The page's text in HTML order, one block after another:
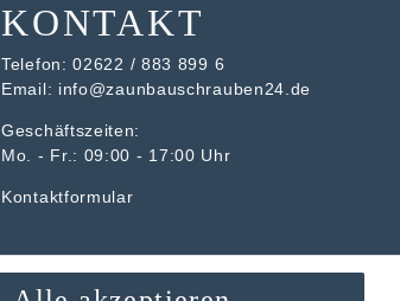
KONTAKT
Telefon:02622 / 883 899 6
Email: info@zaunbauschrauben24.de
Geschäftszeiten:
Mo. - Fr.: 09:00 - 17:00 Uhr
Kontaktformular